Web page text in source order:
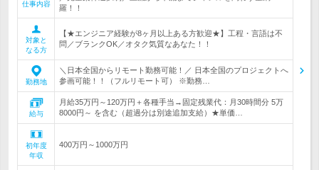
仕事内容
羅！！
対象と
なる方
【★エンジニア経験が8ヶ月以上ある方歓迎★】工程・言語は不
問／ブランクOK／オタク気質なあなた！！
勤務地
＼日本全国からリモート勤務可能！／ 日本全国のプロジェクトへ
参画可能！！（フルリモート可） ※勤務…
給与
月給35万円～120万円＋各種手当→固定残業代：月30時間分 5万
8000円～ を含む（超過分は別途追加支給）★単価…
初年度
年収
400万円～1000万円